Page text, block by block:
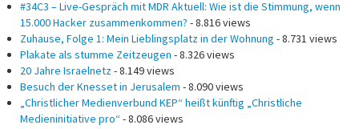
#34C3 – Live-Gespräch mit MDR Aktuell: Wie ist die Stimmung, wenn
15.000 Hacker zusammenkommen? - 8.816 views
Zuhause, Folge 1: Mein Lieblingsplatz in der Wohnung - 8.731 views
Plakate als stumme Zeitzeugen - 8.326 views
20 Jahre Israelnetz - 8.149 views
Besuch der Knesset in Jerusalem - 8.090 views
„Christlicher Medienverbund KEP“ heißt künftig „Christliche
Medieninitiative pro“- 8.086 views